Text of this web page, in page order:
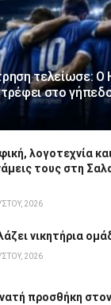
τελείωσε: Ο
στο
λογοτεχνία
τους στη
2026
νικητήρια
2026
προσθήκη